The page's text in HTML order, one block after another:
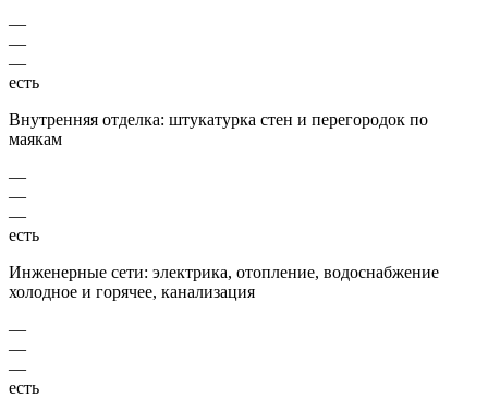
—
—
—
есть
Внутренняя отделка: штукатурка стен и перегородок по
маякам
—
—
—
есть
Инженерные сети: электрика, отопление, водоснабжение
холодное и горячее, канализация
—
—
—
есть